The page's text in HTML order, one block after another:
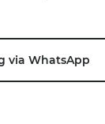
via WhatsApp